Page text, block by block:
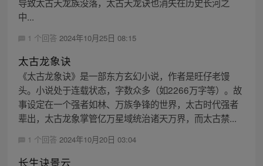
中...
1 个回答 2024年10月25日 08:15
太古龙象诀
《太古龙象诀》是一部东方玄幻小说，作者是旺仔老馒
头。小说处于连载状态，字数众多（如2266万字等）。故
事设定在一个强者如林、万族争锋的世界，太古时代强者
辈出，太古龙象掌管亿万星域统治诸天万界，而太古禁...
1 个回答 2024年10月20日 03:04
长生诀景云